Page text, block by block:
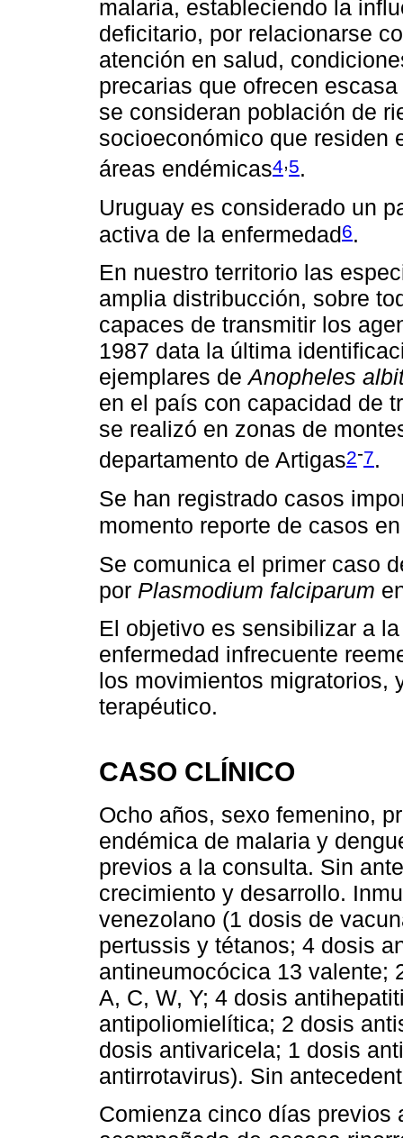
malaria, estableciendo la
deficitario, por relacionarse
atención en salud,
precarias que ofrecen
se consideran población de
socioeconómico que residen
áreas endémicas4,5.
Uruguay es considerado un
activa de la enfermedad6.
En nuestro territorio las
amplia distribucción, sobre
capaces de transmitir los
1987 data la última
ejemplares deAnopheles
en el país con capacidad de
se realizó en zonas de
departamento de Artigas2-7.
Se han registrado casos
momento reporte de casos
Se comunica el primer caso
por Plasmodium falciparum
El objetivo es sensibilizar a
enfermedad infrecuente
los movimientos migratorios,
terapéutico.
CASO CLÍNICO
Ocho años, sexo femenino,
endémica de malaria y
previos a la consulta. Sin
crecimiento y desarrollo.
venezolano (1 dosis de
pertussis y tétanos; 4 dosis
antineumocócica 13 valente;
A, C, W, Y; 4 dosis
antipoliomielítica; 2 dosis
dosis antivaricela; 1 dosis
antirrotavirus). Sin
Comienza cinco días previos